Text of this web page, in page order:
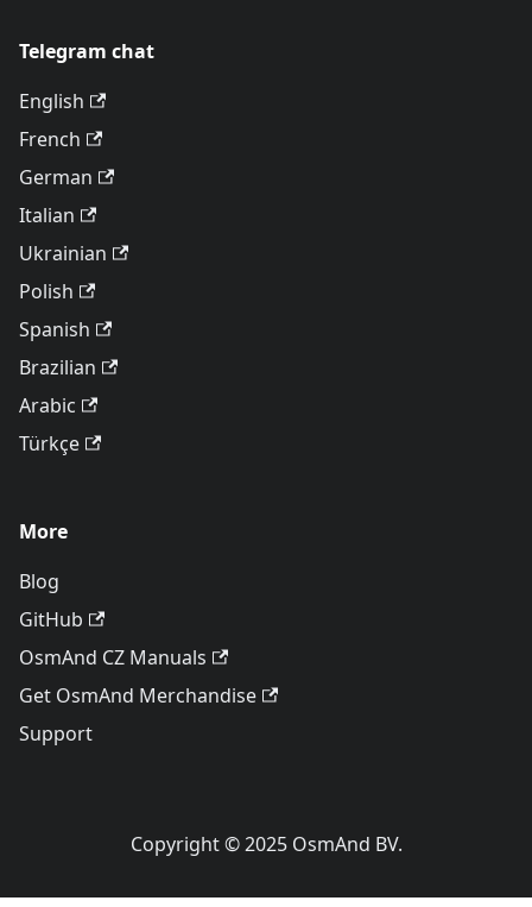
Telegram chat
English
French
German
Italian
Ukrainian
Polish
Spanish
Brazilian
Arabic
Türkçe
More
Blog
GitHub
OsmAnd CZ Manuals
Get OsmAnd Merchandise
Support
Copyright © 2025 OsmAnd BV.